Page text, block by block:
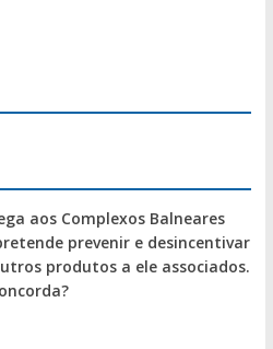
aos Complexos Balneares
prevenir e desincentivar
produtos a ele associados.